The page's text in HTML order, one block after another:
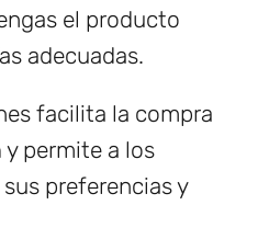
el producto
adecuadas.
facilita la compra
y permite a los
preferencias y